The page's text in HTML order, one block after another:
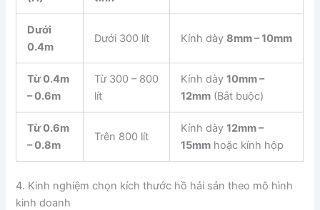
Dưới
0.4m
Dưới 300 lít Kính dày8mm – 10mm
Từ 0.4m
– 0.6m
Từ 300 – 800
lít
Kính dày10mm –
12mm (Bắt buộc)
Từ 0.6m
– 0.8m
Trên 800 lít
Kính dày12mm –
15mm hoặc kính hộp
4. Kinh nghiệm chọn kích thước hồ hải sản theo mô hình
kinh doanh